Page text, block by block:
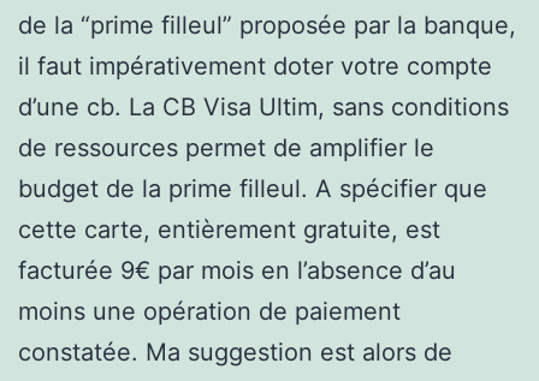
de la “prime filleul” proposée par la banque,
il faut impérativement doter votre compte
d’une cb. La CB Visa Ultim, sans conditions
de ressources permet de amplifier le
budget de la prime filleul. A spécifier que
cette carte, entièrement gratuite, est
facturée 9€ par mois en l’absence d’au
moins une opération de paiement
constatée. Ma suggestion est alors de